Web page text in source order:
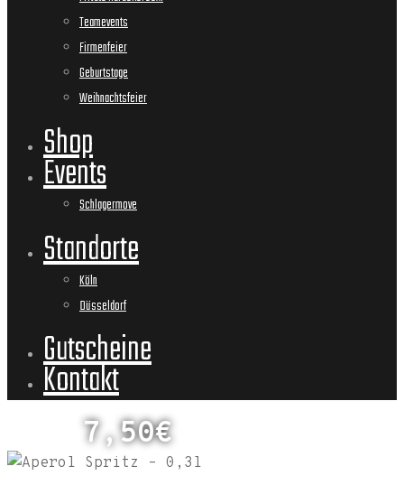
Teamevents
Firmenfeier
Geburtstage
Weihnachtsfeier
Shop
Events
Schlagermove
Standorte
Köln
Düsseldorf
Gutscheine
Kontakt
7,50€